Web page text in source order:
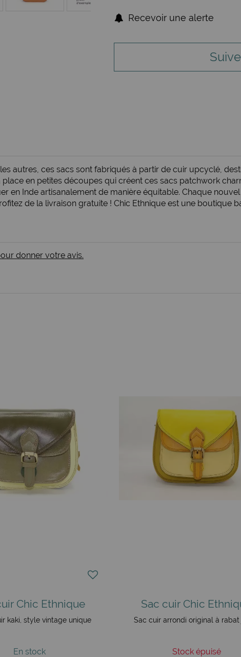
Recevoir une alerte
autres, ces sacs sont fabriqués à partir de cuir upcyclé,
en petites découpes qui créent ces sacs patchwork
en Inde artisanalement de manière équitable. Chaque
de la livraison gratuite ! Chic Ethnique est une boutique
donner votre avis.
Chic Ethnique
kaki, style vintage unique
En stock
Sac cuir Chic
Sac cuir arrondi original à rabat
Stock épuisé